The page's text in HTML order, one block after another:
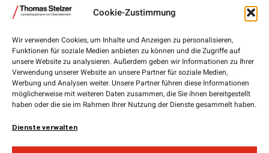
Cookie-Zustimmung
Wir verwenden Cookies, um Inhalte und Anzeigen zu personalisieren,
Funktionen für soziale Medien anbieten zu können und die Zugriffe auf
unsere Website zu analysieren. Außerdem geben wir Informationen zu Ihrer
Verwendung unserer Website an unsere Partner für soziale Medien,
Werbung und Analysen weiter. Unsere Partner führen diese Informationen
möglicherweise mit weiteren Daten zusammen, die Sie ihnen bereitgestellt
haben oder die sie im Rahmen Ihrer Nutzung der Dienste gesammelt haben.
Dienste verwalten
Landhausplatz 1, 4020 Linz
+43 732 7720-111 00
lh.stelzer@ooe.gv.at